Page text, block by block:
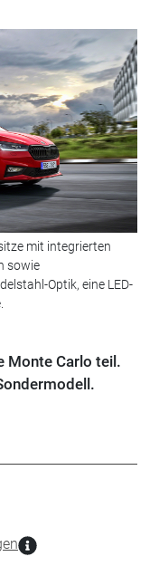
mit integrierten
sowie
Optik, eine LED-
Monte Carlo teil.